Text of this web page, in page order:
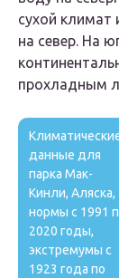
сухой климат
на север. На
прохладным
данные для
парка Мак-
Кинли, Аляска,
нормы с 1991
2020 годы,
экстремумы с
1923 года по